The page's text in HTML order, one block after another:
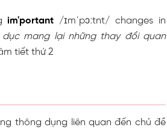
im'portant /ɪmˈpɔːtnt/ changes in
mang lại những thay đổi quan
tiết thứ 2
thông dụng liên quan đến chủ đề